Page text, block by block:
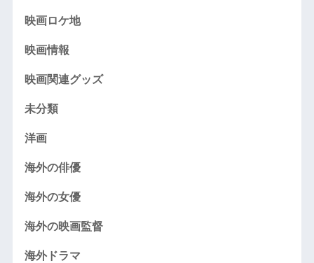
映画ロケ地
映画情報
映画関連グッズ
未分類
洋画
海外の俳優
海外の女優
海外の映画監督
海外ドラマ